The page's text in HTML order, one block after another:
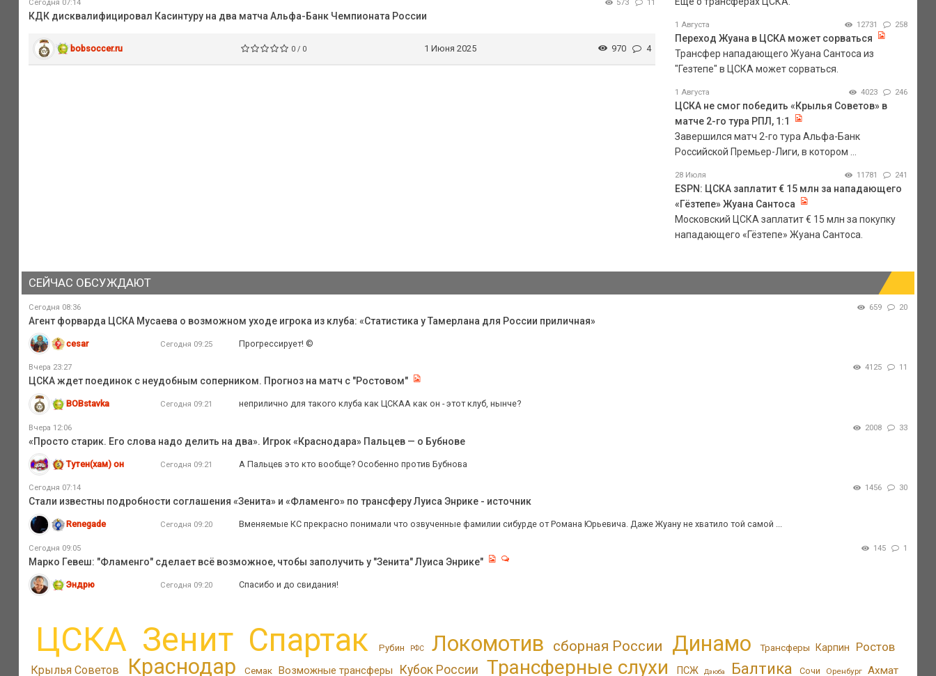
Сегодня 07:14 573 11
КДК дисквалифицировал Касинтуру на два матча Альфа-Банк Чемпионата России
bobsoccer.ru 0 / 0 1 Июня 2025 970 4
1 Августа 12731 258
Переход Жуана в ЦСКА может сорваться
Трансфер нападающего Жуана Сантоса из
"Гезтепе" в ЦСКА может сорваться.
1 Августа 4023 246
ЦСКА не смог победить «Крылья Советов» в
матче 2-го тура РПЛ, 1:1
Завершился матч 2-го тура Альфа-Банк
Российской Премьер-Лиги, в котором ...
28 Июля 11781 241
ESPN: ЦСКА заплатит € 15 млн за нападающего
«Гёзтепе» Жуана Сантоса
Московский ЦСКА заплатит € 15 млн за покупку
нападающего «Гёзтепе» Жуана Сантоса.
СЕЙЧАС ОБСУЖДАЮТ
Сегодня 08:36 659 20
Агент форварда ЦСКА Мусаева о возможном уходе игрока из клуба: «Статистика у Тамерлана для России приличная»
cesar Сегодня 09:25 Прогрессирует! ©
Вчера 23:27 4125 11
ЦСКА ждет поединок с неудобным соперником. Прогноз на матч с "Ростовом"
BOBstavka Сегодня 09:21 неприлично для такого клуба как ЦСКАА как он - этот клуб, нынче?
Вчера 12:06 2008 33
«Просто старик. Его слова надо делить на два». Игрок «Краснодара» Пальцев — о Бубнове
Тутен(хам) он Сегодня 09:21 А Пальцев это кто вообще? Особенно против Бубнова
Сегодня 07:14 1456 30
Стали известны подробности соглашения «Зенита» и «Фламенго» по трансферу Луиса Энрике - источник
Renegade Сегодня 09:20 Вменяемые КС прекрасно понимали что озвученные фамилии сибурде от Романа Юрьевича. Даже Жуану не хватило той самой ...
Сегодня 09:05 145 1
Марко Гевеш: "Фламенго" сделает всё возможное, чтобы заполучить у "Зенита" Луиса Энрике"
Эндрю Сегодня 09:20 Спасибо и до свидания!
ЦСКА Зенит Спартак Рубин РФС Локомотив сборная России Динамо Трансферы Карпин Ростов
Крылья Советов Краснодар Семак Возможные трансферы Кубок России Трансферные слухи ПСЖ Дзюба Балтика Сочи Оренбург Ахмат